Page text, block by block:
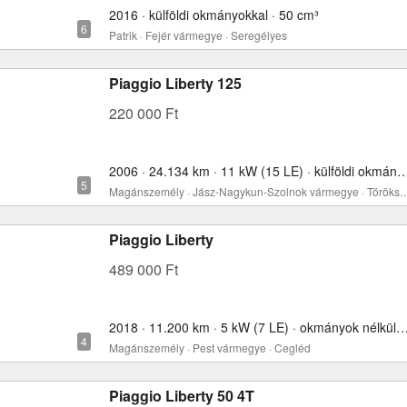
2016 · külföldi okmányokkal · 50 cm³
Patrik · Fejér vármegye · Seregélyes
Piaggio Liberty 125
220 000 Ft
2006 · 24.134 km · 11 kW (15 LE) ·
Piaggio Liberty
489 000 Ft
2018 · 11.200 km · 5 kW (7 LE) · okmányok nélkül · 50 cm³
Magánszemély · Pest vármegye · Cegléd
Piaggio Liberty 50 4T